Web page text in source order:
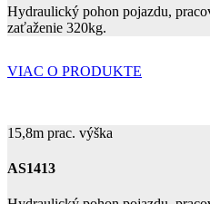
Hydraulický pohon pojazdu,
zaťaženie 320kg.
VIAC O PRODUKTE
15,8m prac. výška
AS1413